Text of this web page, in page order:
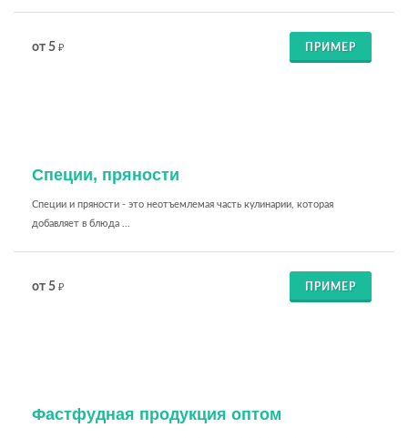
от 5 ₽ ПРИМЕР
Специи, пряности
Специи и пряности - это неотъемлемая часть кулинарии, которая
добавляет в блюда ...
от 5 ₽ ПРИМЕР
Фастфудная продукция оптом